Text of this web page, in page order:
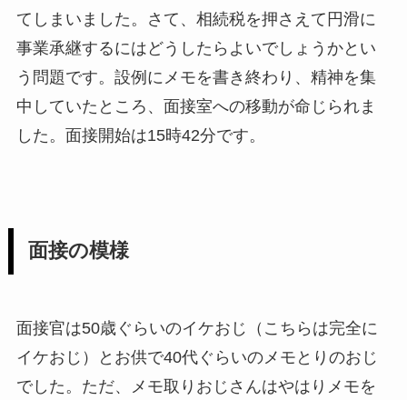
てしまいました。さて、相続税を押さえて円滑に
事業承継するにはどうしたらよいでしょうかとい
う問題です。設例にメモを書き終わり、精神を集
中していたところ、面接室への移動が命じられま
した。面接開始は15時42分です。
面接の模様
面接官は50歳ぐらいのイケおじ（こちらは完全に
イケおじ）とお供で40代ぐらいのメモとりのおじ
でした。ただ、メモ取りおじさんはやはりメモを